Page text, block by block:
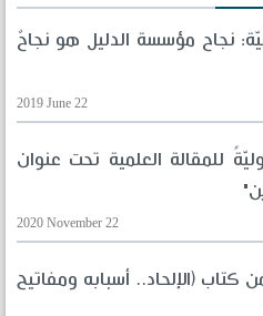
نجاح مؤسسة الدليل هو نجاحٌ
2019 June 22
للمقالة العلمية تحت عنوان
2020 November 22
كتاب (الإلحاد.. أسبابه ومفاتيح